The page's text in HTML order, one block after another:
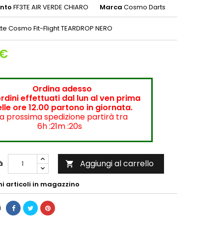
FF3TE AIR VERDE CHIARO Marca Cosmo Darts
Cosmo Fit-Flight TEARDROP NERO
Ordina adesso
effettuati dal lun al ven prima
ore 12.00 partono in giornata.
prossima spedizione partirà tra
6h :21m :19s
 Aggiungi al carrello
articoli in magazzino